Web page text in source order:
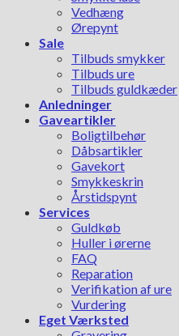
Vedhæng
Ørepynt
Sale
Tilbuds smykker
Tilbuds ure
Tilbuds guldkæder
Anledninger
Gaveartikler
Boligtilbehør
Dåbsartikler
Gavekort
Smykkeskrin
Årstidspynt
Services
Guldkøb
Huller i ørerne
FAQ
Reparation
Verifikation af ure
Vurdering
Eget Værksted